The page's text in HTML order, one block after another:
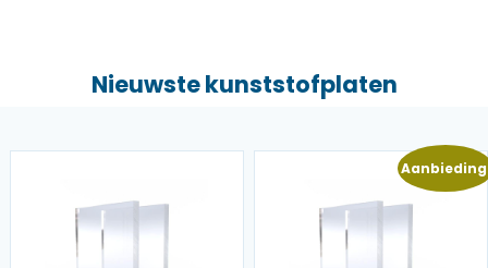
Nieuwste kunststofplaten